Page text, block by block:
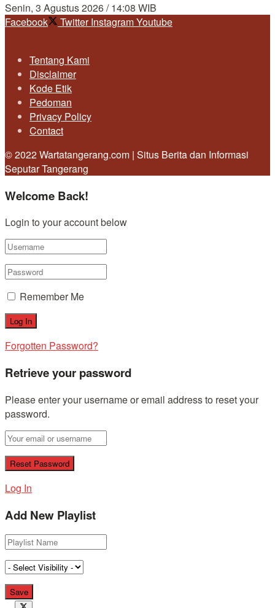
Senin, 3 Agustus 2026 / 14:08 WIB
Facebook
Twitter InstagramYoutube
Tentang Kami
Disclaimer
Kode Etik
Pedoman
Privacy Policy
Contact
© 2022 Wartatangerang.com | Situs Berita dan Informasi
Seputar Tangerang
Welcome Back!
Login to your account below
Remember Me
Forgotten Password?
Retrieve your password
Please enter your username or email address to reset your
password.
Log In
Add New Playlist